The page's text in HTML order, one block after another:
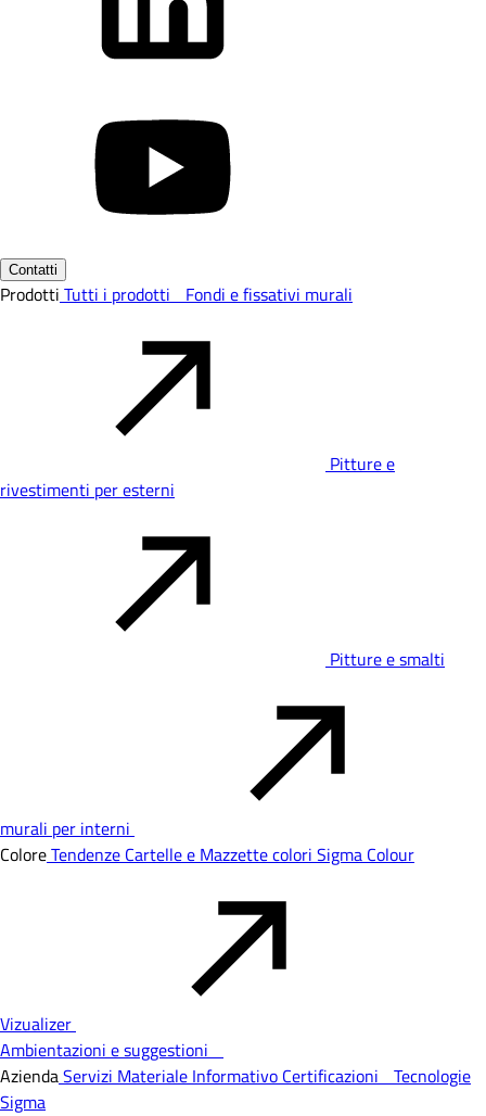
Contatti
Prodotti Tutti i prodotti Fondi e fissativi murali
Pitture e
rivestimenti per esterni
Pitture e smalti
murali per interni
ColoreTendenze Cartelle e Mazzette colori Sigma Colour
Vizualizer
Ambientazioni e suggestioni
AziendaServizi Materiale Informativo Certificazioni Tecnologie
Sigma